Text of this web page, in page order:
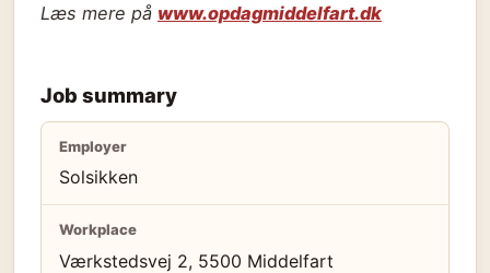
Læs mere på www.opdagmiddelfart.dk
Job summary
Employer
Solsikken
Workplace
Værkstedsvej 2, 5500 Middelfart